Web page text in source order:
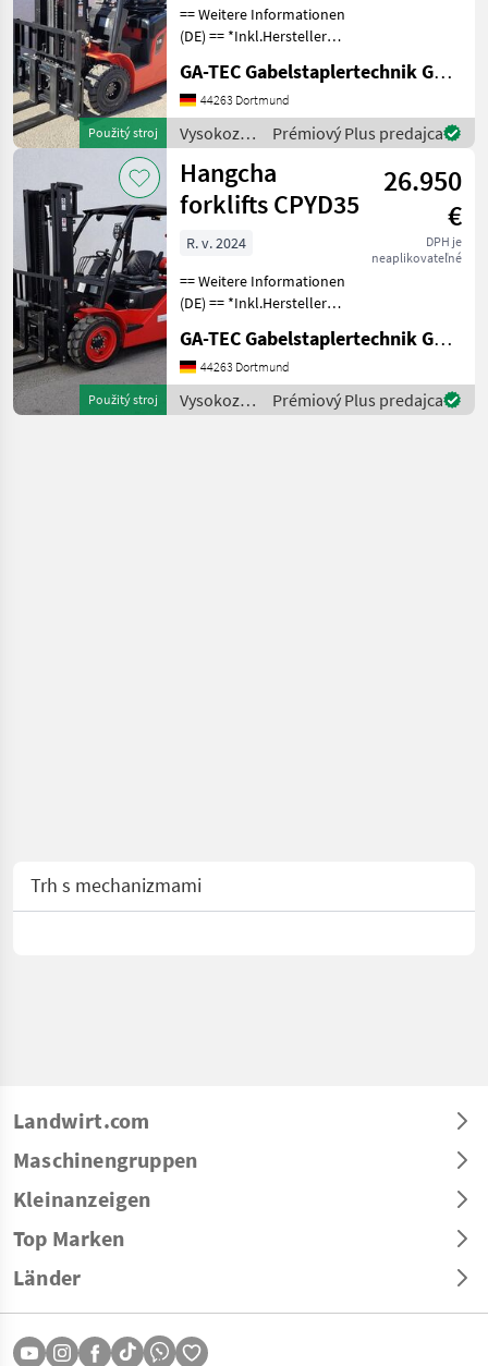
Použitý stroj
== Weitere Informationen
(DE) == *Inkl.Hersteller
1000 Betriebsstunden.
Ausstattung : ------------- -
Schutzdach - 3. Ventil -
Arbeitssch
GA-TEC Gabelstaplertechnik GmbH
44263 Dortmund
Vysokozdvižné
vozíky a
skladová
technika /
Hangcha
forklifts
Prémiový Plus predajca
Použitý stroj
Hangcha
forklifts CPYD35
26.950
€
DPH je
neaplikovateľné
R. v. 2024
== Weitere Informationen
(DE) == *Inkl.Hersteller
1000 Betriebsstunden.
Ausstattung : ------------- -
Schutzdach - 3. Ventil - 4.
Ventil
GA-TEC Gabelstaplertechnik GmbH
44263 Dortmund
Vysokozdvižné
vozíky a
Prémiový Plus predajca
Trh s mechanizmami
Landwirt.com
Maschinengruppen
Kleinanzeigen
Top Marken
Länder